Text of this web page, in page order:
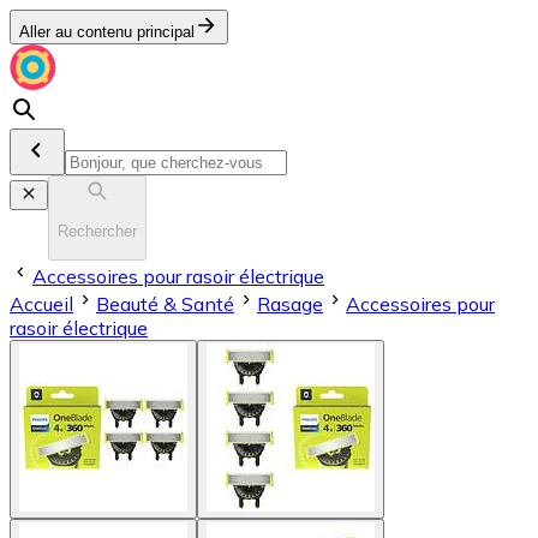
Aller au contenu principal
Rechercher
Accessoires pour rasoir électrique
Accueil
Beauté & Santé Rasage
Accessoires pour
rasoir électrique